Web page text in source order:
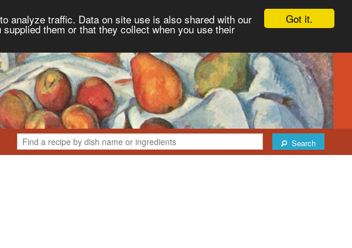
Got it.
analyze traffic. Data on site use is also shared with our
them or that they collect when you use their
Search